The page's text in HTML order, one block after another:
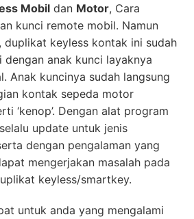
Mobil dan Motor, Cara
kunci remote mobil. Namun
duplikat keyless kontak ini sudah
anak kunci layaknya
Anak kuncinya sudah langsung
kontak sepeda motor
‘kenop’. Dengan alat program
update untuk jenis
dengan pengalaman yang
mengerjakan masalah pada
keyless/smartkey.
untuk anda yang mengalami